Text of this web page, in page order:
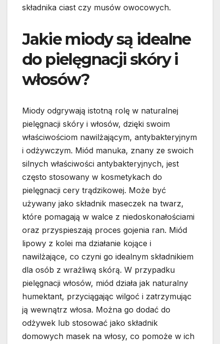
składnika ciast czy musów owocowych.
Jakie miody są idealne
do pielęgnacji skóry i
włosów?
Miody odgrywają istotną rolę w naturalnej
pielęgnacji skóry i włosów, dzięki swoim
właściwościom nawilżającym, antybakteryjnym
i odżywczym. Miód manuka, znany ze swoich
silnych właściwości antybakteryjnych, jest
często stosowany w kosmetykach do
pielęgnacji cery trądzikowej. Może być
używany jako składnik maseczek na twarz,
które pomagają w walce z niedoskonałościami
oraz przyspieszają proces gojenia ran. Miód
lipowy z kolei ma działanie kojące i
nawilżające, co czyni go idealnym składnikiem
dla osób z wrażliwą skórą. W przypadku
pielęgnacji włosów, miód działa jak naturalny
humektant, przyciągając wilgoć i zatrzymując
ją wewnątrz włosa. Można go dodać do
odżywek lub stosować jako składnik
domowych masek na włosy, co pomoże w ich